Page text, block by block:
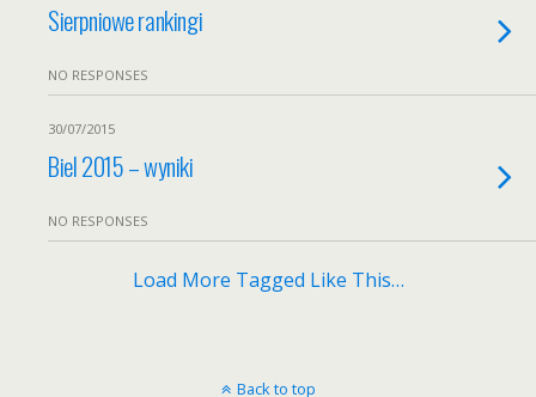
Sierpniowe rankingi
NO RESPONSES
30/07/2015
Biel 2015 – wyniki
NO RESPONSES
Load More Tagged Like This…
Back to top